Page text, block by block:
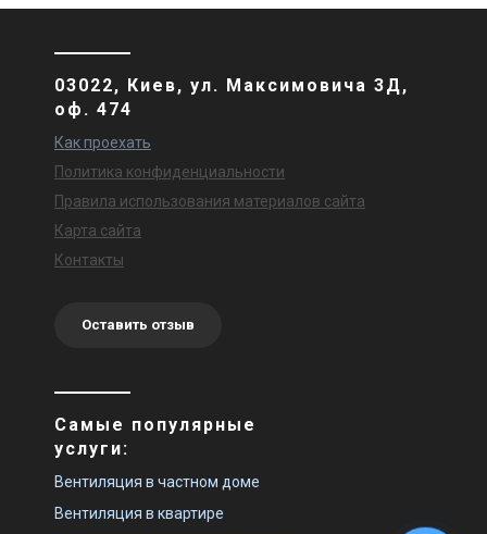
03022, Киев, ул. Максимовича 3Д,
оф. 474
Как проехать
Политика конфиденциальности
Правила использования материалов сайта
Карта сайта
Контакты
Оставить отзыв
Самые популярные
услуги:
Вентиляция в частном доме
Вентиляция в квартире